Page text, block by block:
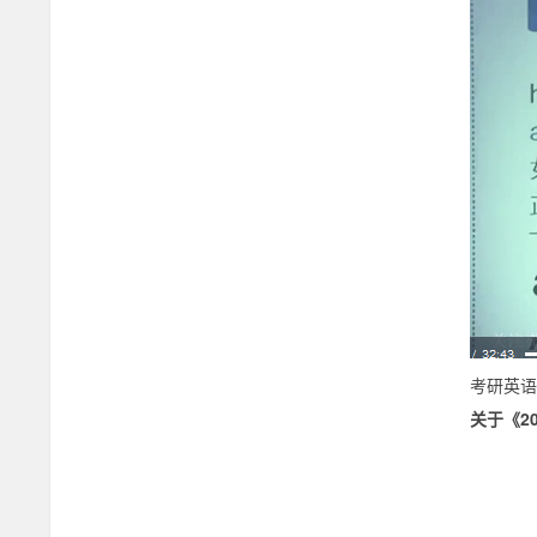
考研英
关于《